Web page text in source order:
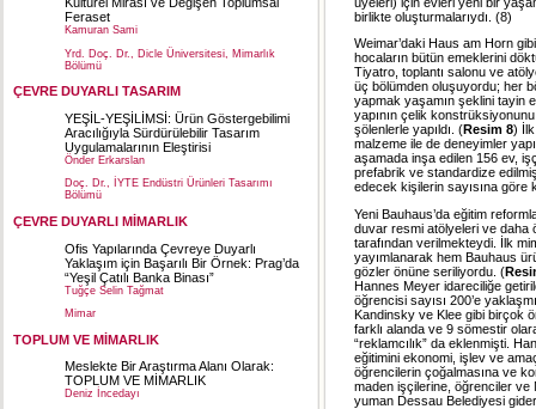
Feraset
Kamuran Sami
Yrd. Doç. Dr., Dicle Üniversitesi, Mimarlık
Bölümü
ÇEVRE DUYARLI TASARIM
YEŞİL-YEŞİLİMSİ: Ürün Göstergebilimi
Aracılığıyla Sürdürülebilir Tasarım
Uygulamalarının Eleştirisi
Önder Erkarslan
Doç. Dr., İYTE Endüstri Ürünleri Tasarımı
Bölümü
ÇEVRE DUYARLI MİMARLIK
Ofis Yapılarında Çevreye Duyarlı
Yaklaşım için Başarılı Bir Örnek: Prag’da
“Yeşil Çatılı Banka Binası”
Tuğçe Selin Tağmat
Mimar
TOPLUM VE MİMARLIK
Meslekte Bir Araştırma Alanı Olarak:
TOPLUM VE MİMARLIK
Deniz İncedayı
birlikte oluşturmalarıydı. (8)
Weimar’daki Haus am Horn
hocaların bütün emeklerini
Tiyatro, toplantı salonu ve
üç bölümden oluşuyordu; her
yapmak yaşamın şeklini tayin
yapının çelik
şölenlerle yapıldı. (Resim 8)
malzeme ile de deneyimler
aşamada inşa edilen 156 ev,
prefabrik ve standardize
edecek kişilerin sayısına
Yeni Bauhaus’da eğitim
duvar resmi atölyeleri ve daha
tarafından verilmekteydi. İlk
yayımlanarak hem Bauhaus
gözler önüne seriliyordu. (
Hannes Meyer idareciliğe
öğrencisi sayısı 200’e
Kandinsky ve Klee gibi birçok
farklı alanda ve 9 sömestir
“reklamcılık” da eklenmişti.
eğitimini ekonomi, işlev ve
öğrencilerin çoğalmasına ve
maden işçilerine, öğrenciler ve
yuman Dessau Belediyesi